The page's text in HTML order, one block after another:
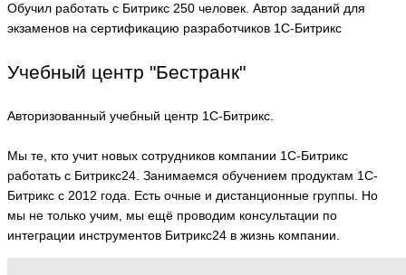
Обучил работать с Битрикс 250 человек. Автор заданий для
экзаменов на сертификацию разработчиков 1С-Битрикс
Учебный центр "Бестранк"
Авторизованный учебный центр 1С-Битрикс.
Мы те, кто учит новых сотрудников компании 1С-Битрикс
работать с Битрикс24. Занимаемся обучением продуктам 1С-
Битрикс с 2012 года. Есть очные и дистанционные группы. Но
мы не только учим, мы ещё проводим консультации по
интеграции инструментов Битрикс24 в жизнь компании.